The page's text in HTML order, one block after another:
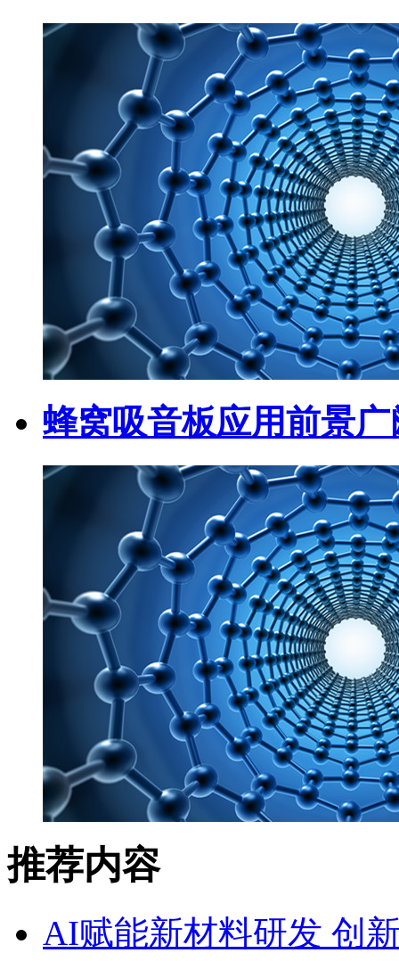
蜂窝吸音板应用前景
推荐内容
AI赋能新材料研发 创